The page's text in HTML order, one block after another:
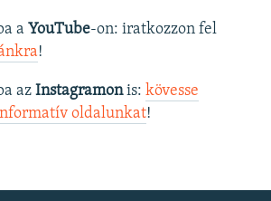
a YouTube-on: iratkozzon fel
!
az Instagramonis: kövesse
oldalunkat! ​